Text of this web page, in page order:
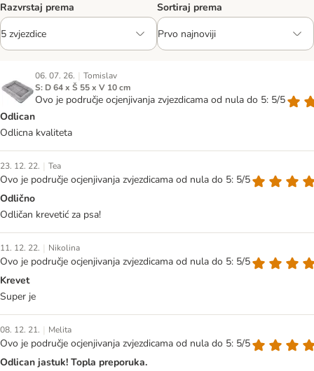
Razvrstaj prema Sortiraj prema
06. 07. 26. | Tomislav
S: D 64 x Š 55 x V 10 cm
Ovo je područje ocjenjivanja zvjezdicama od nula do 5: 5/5
Odlican
Odlicna kvaliteta
23. 12. 22. | Tea
Ovo je područje ocjenjivanja zvjezdicama od nula do 5: 5/5
Odlično
Odličan krevetić za psa!
11. 12. 22. | Nikolina
Ovo je područje ocjenjivanja zvjezdicama od nula do 5: 5/5
Krevet
Super je
08. 12. 21. | Melita
Ovo je područje ocjenjivanja zvjezdicama od nula do 5: 5/5
Odlican jastuk! Topla preporuka.